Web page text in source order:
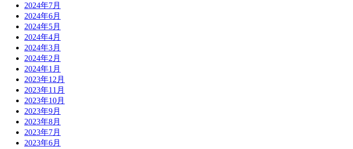
2024年7月
2024年6月
2024年5月
2024年4月
2024年3月
2024年2月
2024年1月
2023年12月
2023年11月
2023年10月
2023年9月
2023年8月
2023年7月
2023年6月